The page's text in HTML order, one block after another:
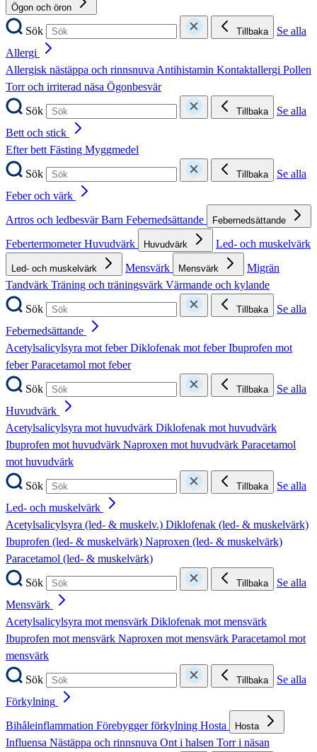
Ögon och öron
Sök Tillbaka
Se alla
Allergi
Allergisk nästäppa och rinnsnuvaAntihistamin Kontaktallergi Pollen
Torr och irriterad näsa Ögonbesvär
Sök
Tillbaka
Se alla
Bett och stick
Efter bettFästing Myggmedel
Sök
Tillbaka
Se alla
Feber och värk
Artros och ledbesvärBarn Febernedsättande Febernedsättande
FebertermometerHuvudvärk Huvudvärk Led- och muskelvärk
Led- och muskelvärk Mensvärk Mensvärk
Migrän
Tandvärk Träning och träningsvärk Värmande och kylande
Sök
Tillbaka
Se alla
Febernedsättande
Acetylsalicylsyra mot feberDiklofenak mot feberIbuprofen mot
feberParacetamol mot feber
Sök
Tillbaka
Se alla
Huvudvärk
Acetylsalicylsyra mot huvudvärk Diklofenak mot huvudvärk
Ibuprofen mot huvudvärk Naproxen mot huvudvärk Paracetamol
mot huvudvärk
Sök
Tillbaka
Se alla
Led- och muskelvärk
Acetylsalicylsyra (led- & muskelv.) Diklofenak (led- & muskelvärk)
Ibuprofen (led- & muskelvärk) Naproxen (led- & muskelvärk)
Paracetamol (led- & muskelvärk)
Sök
Tillbaka
Se alla
Mensvärk
Acetylsalicylsyra mot mensvärk Diklofenak mot mensvärk
Ibuprofen mot mensvärk Naproxen mot mensvärk Paracetamol mot
mensvärk
Sök
Tillbaka
Se alla
Förkylning
Bihåleinflammation Förebygger förkylning Hosta Hosta
Influensa Nästäppa och rinnsnuva Ont i halsen Torr i näsan